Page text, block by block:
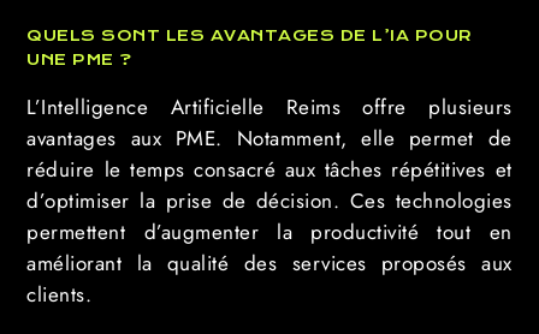
QUELS SONT LES AVANTAGES DE L’IA POUR
UNE PME ?
L’Intelligence Artificielle Reims offre plusieurs
avantages aux PME. Notamment, elle permet de
réduire le temps consacré aux tâches répétitives et
d’optimiser la prise de décision. Ces technologies
permettent d’augmenter la productivité tout en
améliorant la qualité des services proposés aux
clients.